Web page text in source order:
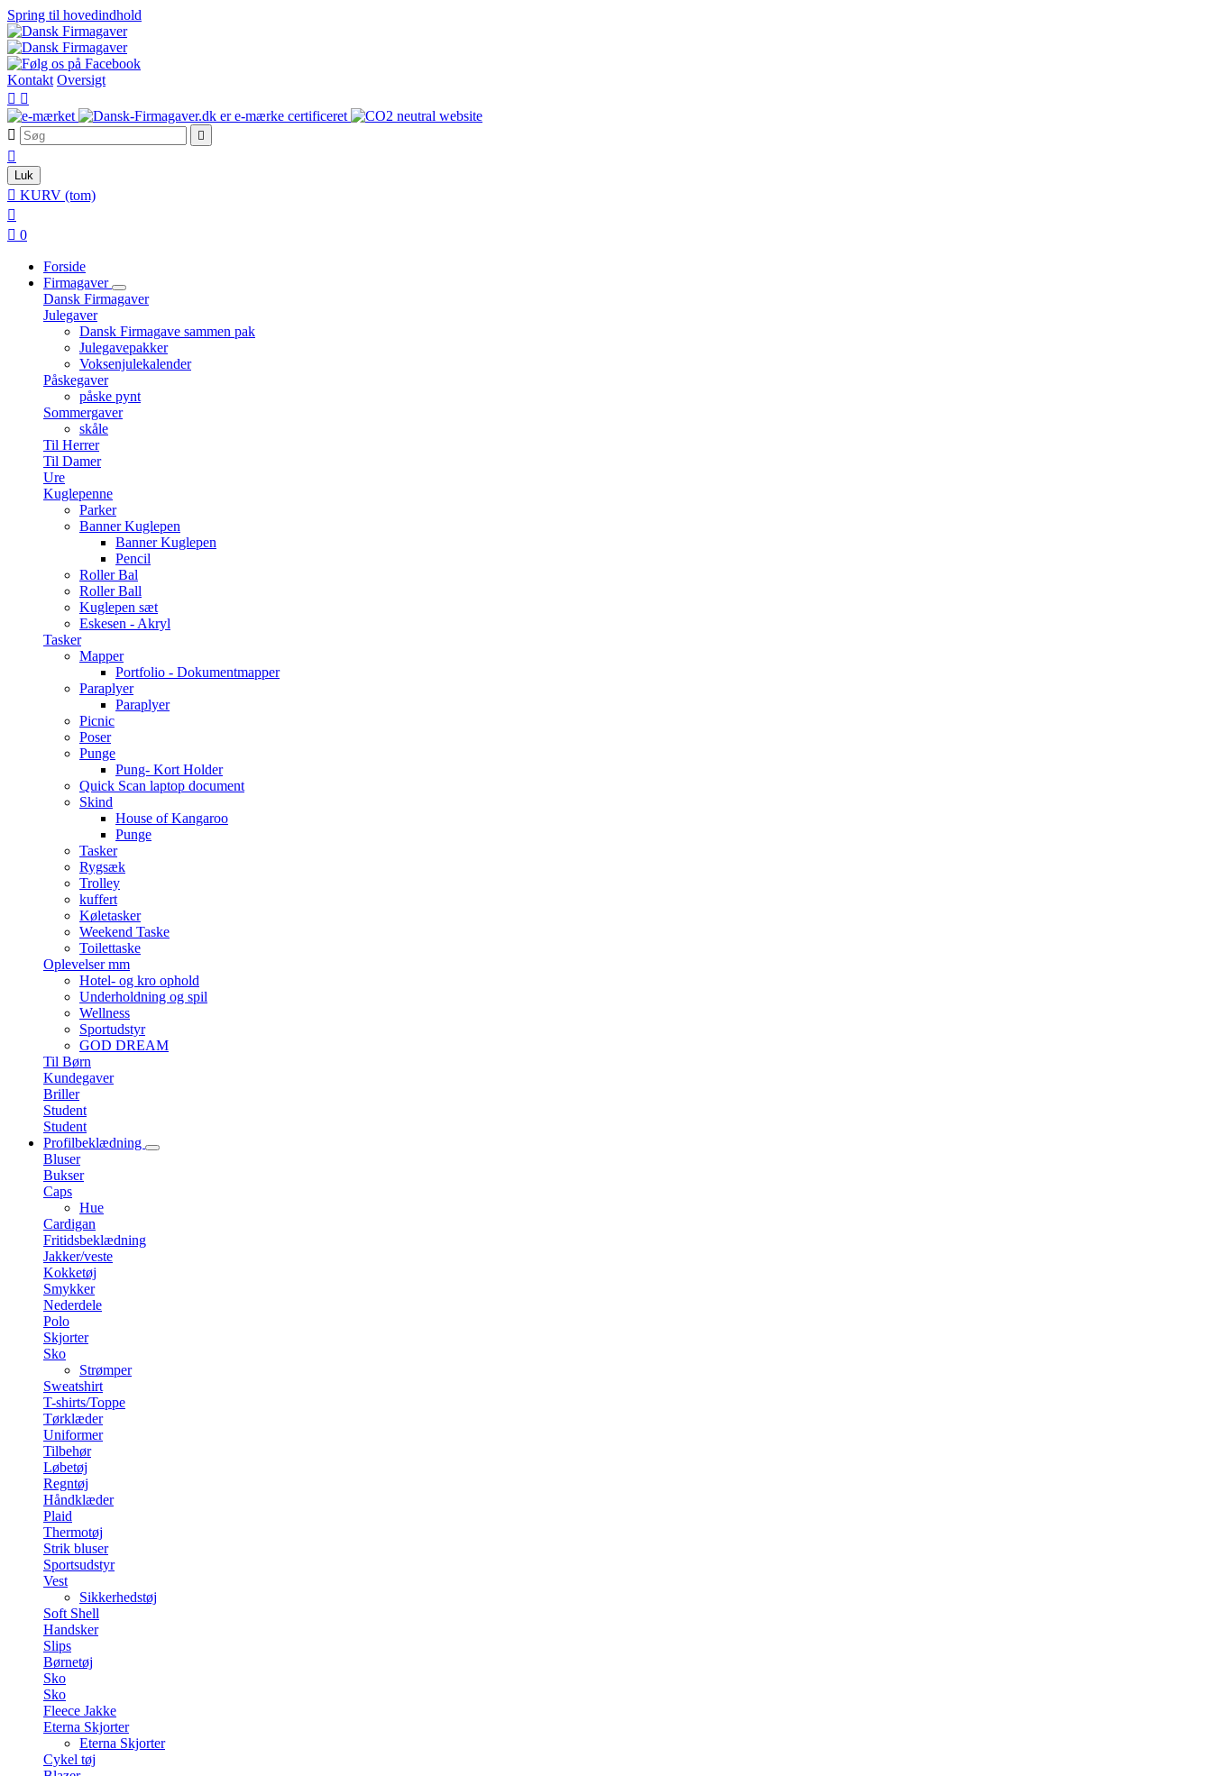
Spring til hovedindhold
Kontakt Oversigt
 
 

Luk
 KURV (tom)

 0
Forside
Firmagaver
Dansk Firmagaver
Julegaver
Dansk Firmagave sammen pak
Julegavepakker
Voksenjulekalender
Påskegaver
påske pynt
Sommergaver
skåle
Til Herrer
Til Damer
Ure
Kuglepenne
Parker
Banner Kuglepen
Banner Kuglepen
Pencil
Roller Bal
Roller Ball
Kuglepen sæt
Eskesen - Akryl
Tasker
Mapper
Portfolio - Dokumentmapper
Paraplyer
Paraplyer
Picnic
Poser
Punge
Pung- Kort Holder
Quick Scan laptop document
Skind
House of Kangaroo
Punge
Tasker
Rygsæk
Trolley
kuffert
Køletasker
Weekend Taske
Toilettaske
Oplevelser mm
Hotel- og kro ophold
Underholdning og spil
Wellness
Sportudstyr
GOD DREAM
Til Børn
Kundegaver
Briller
Student
Student
Profilbeklædning
Bluser
Bukser
Caps
Hue
Cardigan
Fritidsbeklædning
Jakker/veste
Kokketøj
Smykker
Nederdele
Polo
Skjorter
Sko
Strømper
Sweatshirt
T-shirts/Toppe
Tørklæder
Uniformer
Tilbehør
Løbetøj
Regntøj
Håndklæder
Plaid
Thermotøj
Strik bluser
Sportsudstyr
Vest
Sikkerhedstøj
Soft Shell
Handsker
Slips
Børnetøj
Sko
Sko
Fleece Jakke
Eterna Skjorter
Eterna Skjorter
Cykel tøj